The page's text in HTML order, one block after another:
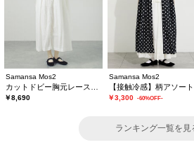
Samansa Mos2
￥8,690
Samansa Mos2
￥3,300 -60%OFF-
ランキング一覧を見